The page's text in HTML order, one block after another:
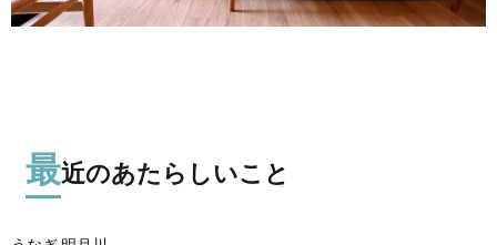
最近のあたらしいこと